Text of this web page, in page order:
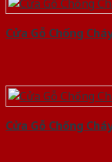
Cửa Gỗ Chống
Cửa Gỗ Chống